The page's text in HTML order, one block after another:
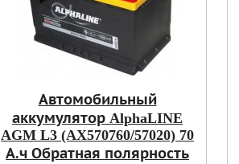
Автомобильный
аккумулятор AlphaLINE
AGM L3 (AX570760/57020) 70
А.ч Обратная полярность